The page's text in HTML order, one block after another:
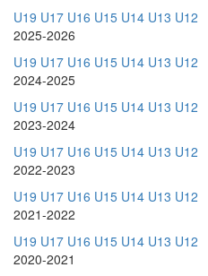
U19 U17 U16 U15 U14 U13 U12
2025-2026
U19 U17 U16 U15 U14 U13 U12
2024-2025
U19 U17 U16 U15 U14 U13 U12
2023-2024
U19 U17 U16 U15 U14 U13 U12
2022-2023
U19 U17 U16 U15 U14 U13 U12
2021-2022
U19 U17 U16 U15 U14 U13 U12
2020-2021